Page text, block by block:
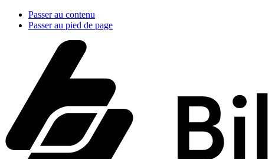
Passer au contenu
Passer au pied de page